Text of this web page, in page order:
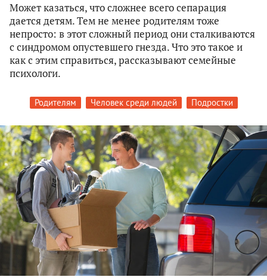
Может казаться, что сложнее всего сепарация
дается детям. Тем не менее родителям тоже
непросто: в этот сложный период они сталкиваются
с синдромом опустевшего гнезда. Что это такое и
как с этим справиться, рассказывают семейные
психологи.
Родителям Человек среди людей Подростки